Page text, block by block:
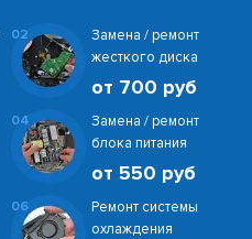
02
Замена / ремонт
жесткого диска
от 700 руб
04
Замена / ремонт
блока питания
от 550 руб
06
Ремонт системы
охлаждения